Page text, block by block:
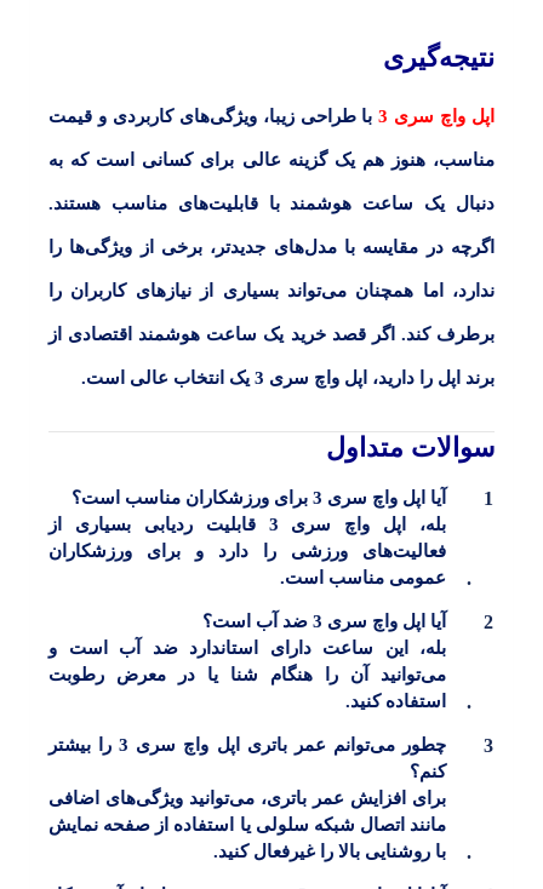
نتیجه‌گیری
اپل واچ سری 3 با طراحی زیبا، ویژگی‌های کاربردی و قیمت
مناسب، هنوز هم یک گزینه عالی برای کسانی است که به
دنبال یک ساعت هوشمند با قابلیت‌های مناسب هستند.
اگرچه در مقایسه با مدل‌های جدیدتر، برخی از ویژگی‌ها را
ندارد، اما همچنان می‌تواند بسیاری از نیازهای کاربران را
برطرف کند. اگر قصد خرید یک ساعت هوشمند اقتصادی از
برند اپل را دارید، اپل واچ سری 3 یک انتخاب عالی است.
سوالات متداول
آیا اپل واچ سری 3 برای ورزشکاران مناسب است؟
بله، اپل واچ سری 3 قابلیت ردیابی بسیاری از
فعالیت‌های ورزشی را دارد و برای ورزشکاران
عمومی مناسب است.
آیا اپل واچ سری 3 ضد آب است؟
بله، این ساعت دارای استاندارد ضد آب است و
می‌توانید آن را هنگام شنا یا در معرض رطوبت
استفاده کنید.
چطور می‌توانم عمر باتری اپل واچ سری 3 را بیشتر
کنم؟
برای افزایش عمر باتری، می‌توانید ویژگی‌های اضافی
مانند اتصال شبکه سلولی یا استفاده از صفحه نمایش
با روشنایی بالا را غیرفعال کنید.